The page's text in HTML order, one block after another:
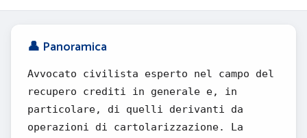
👤 Panoramica
Avvocato civilista esperto nel campo del
recupero crediti in generale e, in
particolare, di quelli derivanti da
operazioni di cartolarizzazione. La